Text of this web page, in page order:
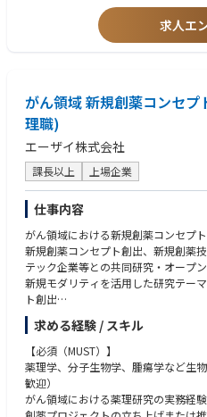
もご希望に応じて受講いただき、
業務に必要な知識を継続的に習得いた
宅勤務制度を活用しつつ、
週に２～３回程度出社して関係者と
【将来的なキャリアパス】
前述の業務を通して、当社製品の理
業務の専門家として活躍していただけ
また、薬事品質保証部はサーモフィ
る複数の事業部と活動をしており、
は、品質マネジメント全体を俯瞰で
求人エ
がん領域 新規創薬コンセ
理職)
エーザイ株式会社
課長以上 上場企業
仕事内容
がん領域における新規創薬コンセプ
新規創薬コンセプト創出、新規創薬
テック企業等との共同研究・オープ
新規モダリティを活用した研究テー
ト創出
創薬プロジェクトの立ち上げから非
思決定の主導
クロスファンクショナルチームのマ
求める経験 / スキル
【必須（MUST）】
薬理学、分子生物学、腫瘍学など生
歓迎）
がん領域における薬理研究の実務経験